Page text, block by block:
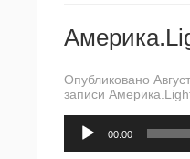
Опубликовано
записи
00:00